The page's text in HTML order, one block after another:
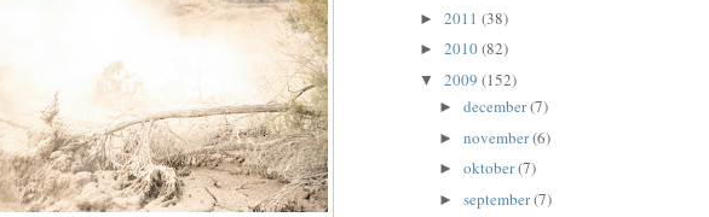
► 2011 (38)
► 2010(82)
▼ 2009 (152)
► december(7)
► november(6)
► oktober(7)
► september(7)